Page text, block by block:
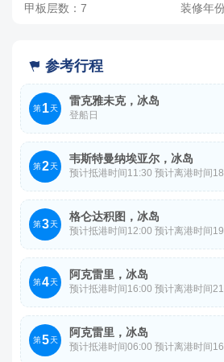
甲板层数：7
装修年份
 参考行程
第 1天
雷克雅未克，冰岛
登船日
预计停止登船时间17:30，具体以船司
预计启航时间19:30，具体以船司通知
第2天
韦斯特曼纳埃亚尔，冰岛
预计抵港时间11:30 预计离港时间
抵港/离港时间仅供参考，以实际为准
第3天
格仑达积图，冰岛
预计抵港时间12:00 预计离港时间
抵港/离港时间仅供参考，以实际为准
第4天
阿克雷里，冰岛
预计抵港时间16:00 预计离港时间
抵港/离港时间仅供参考，以实际为准
第5天
阿克雷里，冰岛
预计抵港时间06:00 预计离港时间